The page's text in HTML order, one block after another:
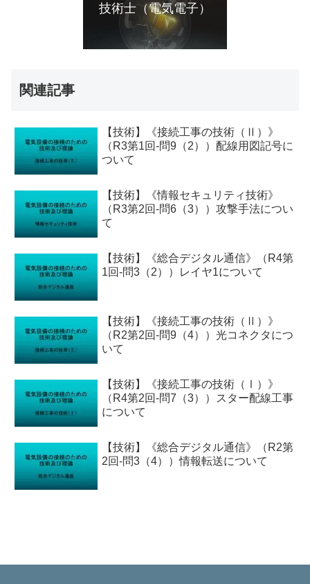
技術士（電気電子）
関連記事
【技術】《接続工事の技術（Ⅱ）》
（R3第1回-問9（2））配線用図記号に
ついて
【技術】《情報セキュリティ技術》
（R3第2回-問6（3））攻撃手法につい
て
【技術】《総合デジタル通信》（R4第
1回-問3（2））レイヤ1について
【技術】《接続工事の技術（Ⅱ）》
（R2第2回-問9（4））光コネクタにつ
いて
【技術】《接続工事の技術（Ⅰ）》
（R4第2回-問7（3））スター配線工事
について
【技術】《総合デジタル通信》（R2第
2回-問3（4））情報転送について